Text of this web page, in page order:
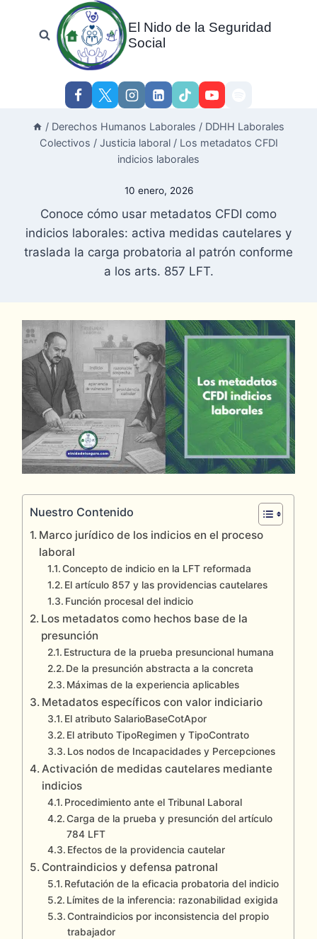
El Nido de la Seguridad
Social
/ Derechos Humanos Laborales / DDHH Laborales
Colectivos / Justicia laboral / Los metadatos CFDI
indicios laborales
10 enero, 2026
Conoce cómo usar metadatos CFDI como
indicios laborales: activa medidas cautelares y
traslada la carga probatoria al patrón conforme
a los arts. 857 LFT.
Nuestro Contenido
Marco jurídico de los indicios en el proceso
laboral
Concepto de indicio en la LFT reformada
El artículo 857 y las providencias cautelares
Función procesal del indicio
Los metadatos como hechos base de la
presunción
Estructura de la prueba presuncional humana
De la presunción abstracta a la concreta
Máximas de la experiencia aplicables
Metadatos específicos con valor indiciario
El atributo SalarioBaseCotApor
El atributo TipoRegimen y TipoContrato
Los nodos de Incapacidades y Percepciones
Activación de medidas cautelares mediante
indicios
Procedimiento ante el Tribunal Laboral
Carga de la prueba y presunción del artículo
784 LFT
Efectos de la providencia cautelar
Contraindicios y defensa patronal
Refutación de la eficacia probatoria del indicio
Límites de la inferencia: razonabilidad exigida
Contraindicios por inconsistencia del propio
trabajador
Post
Tags: